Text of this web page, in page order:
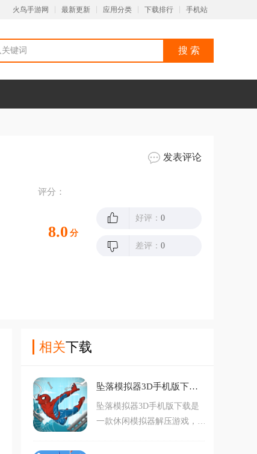
火鸟手游网 最新更新 应用分类 下载排行 手机站
发表评论
评分：
8.0 分
好评： 0
差评： 0
相关下载
坠落模拟器3D手机版下载最新版v1.9 安卓版
坠落模拟器3D手机版下载是
一款休闲模拟器解压游戏，游